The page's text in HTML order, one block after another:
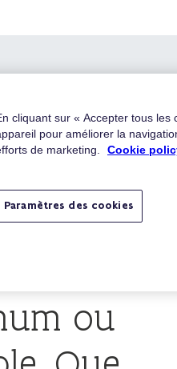
Que se passe-t-il ?
ou
cliquant sur « Accepter tous
pour améliorer la
de marketing.
Cookie
Paramètres des cookies